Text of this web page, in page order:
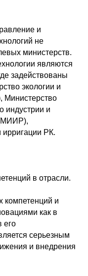
и
не
министерств.
являются
задействованы
экологии и
индустрии и
(МИИР),
ирригации РК.
в отрасли.
компетенций и
как в
его
серьезным
и внедрения